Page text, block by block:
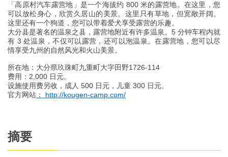
「高原村汽车露营地」是一个海拔约 800 米的露营地。在这里，您
可以放松身心，欣赏久居山的美景。这里只有草地，但宽敞开阔。
这里还有一个狗道，您可以带着爱犬享受露营的乐趣。
大分县是著名的温泉之县，露营地附近有许多温泉。5 分钟车程内就
有 3 处温泉，不仅可以露营，还可以泡温泉。在露营地，您可以尽
情享受九州的自然风光和火山美景。
所在地：大分県玖珠町九重町大字田野1726-114
费用：2,000 日元。
设施使用费另收，成人 500 日元，儿童 300 日元。
官方网站 ： http://kougen-camp.com/
摘要